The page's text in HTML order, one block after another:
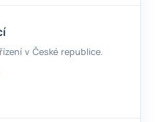
v České republice.